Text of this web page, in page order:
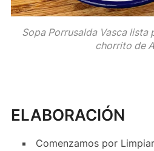
Sopa Porrusalda Vasca lista
chorrito de
ELABORACIÓN
Comenzamos por